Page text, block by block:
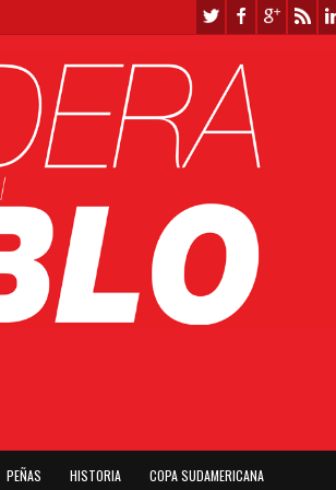
PEÑAS HISTORIA COPA SUDAMERICANA